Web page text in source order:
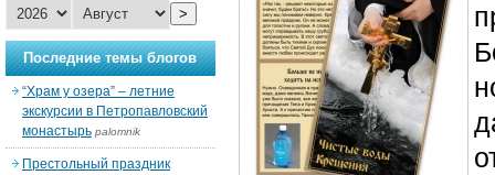
>
Последние темы блогов
“Храм у озера” – летние
экскурсии в Петропавловский
монастырь palomnik
Престольный праздник